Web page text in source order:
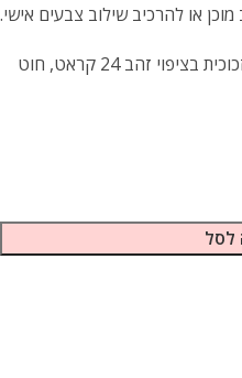
או להרכיב שילוב צבעים אישי.
▫️ חומרים: חרוזי מיאוקי יפניים, חרוזי זכוכית בציפוי זהב 24 קראט, חוט
לסל